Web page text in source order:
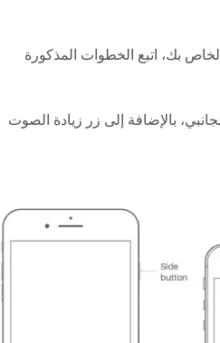
بك، اتبع الخطوات المذكورة
بالإضافة إلى زر زيادة الصوت